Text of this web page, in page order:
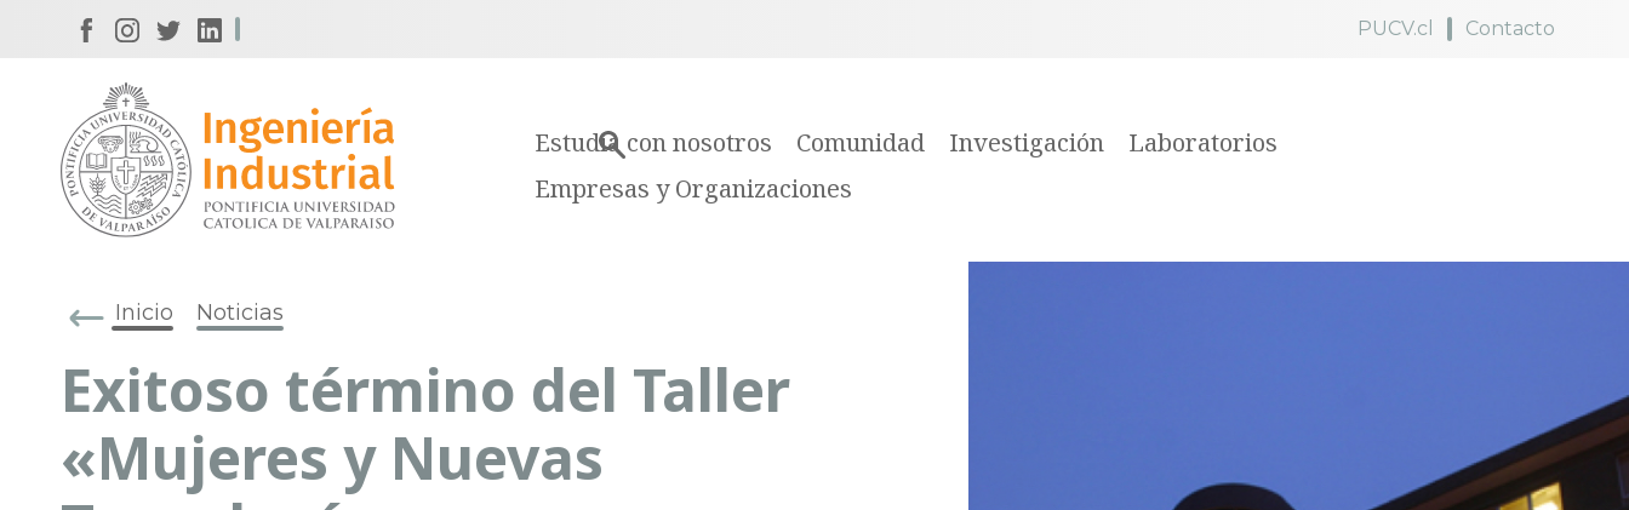
PUCV.cl Contacto
Estudia con nosotros Comunidad Investigación
Laboratorios
Empresas y Organizaciones
Inicio Noticias
Exitoso término del Taller
«Mujeres y Nuevas